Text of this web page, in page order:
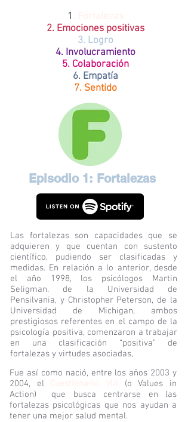
1
2. Emociones positivas
3. Logro
4. Involucramiento
5. Colaboración
6. Empatía
7. Sentido
Episodio 1: Fortalezas
Las fortalezas son capacidades que se
adquieren y que cuentan con sustento
científico, pudiendo ser clasificadas y
medidas. En relación a lo anterior, desde
el año 1998, los psicólogos Martin
Seligman. de la Universidad de
Pensilvania, y Christopher Peterson, de la
Universidad de Michigan, ambos
prestigiosos referentes en el campo de la
psicología positiva, comenzaron a trabajar
en una clasificación “positiva” de
fortalezas y virtudes asociadas,
Fue así como nació, entre los años 2003 y
2004, el
(o Values in
Action) que busca centrarse en las
fortalezas psicológicas que nos ayudan a
tener una mejor salud mental.